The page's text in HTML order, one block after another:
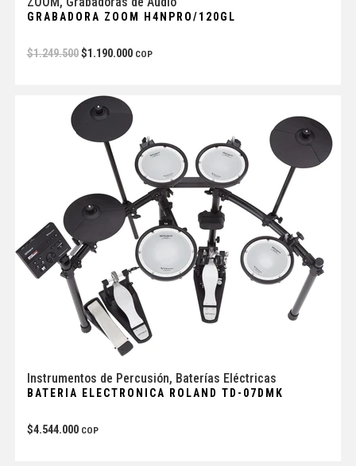
GRABADORA ZOOM H4NPRO/120GL
$1.249.500 $1.190.000 COP
Instrumentos de Percusión, Baterías Eléctricas
BATERIA ELECTRONICA ROLAND TD-07DMK
$4.544.000 COP